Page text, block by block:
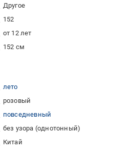
Другое
152
от 12 лет
152 см
лето
розовый
повседневный
без узора (однотонный)
Китай